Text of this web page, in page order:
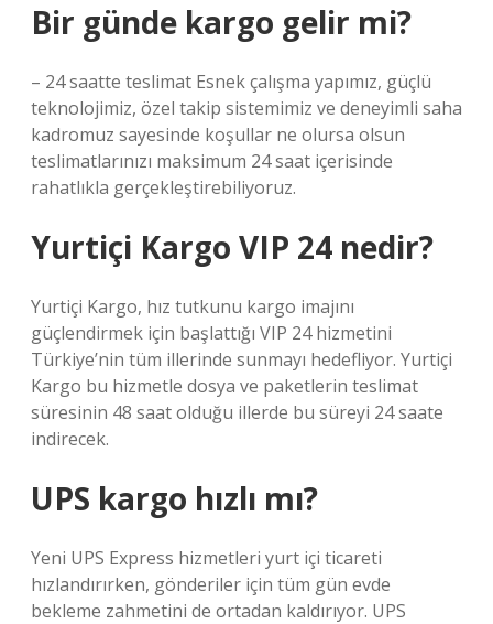
Bir günde kargo gelir mi?
– 24 saatte teslimat Esnek çalışma yapımız, güçlü
teknolojimiz, özel takip sistemimiz ve deneyimli saha
kadromuz sayesinde koşullar ne olursa olsun
teslimatlarınızı maksimum 24 saat içerisinde
rahatlıkla gerçekleştirebiliyoruz.
Yurtiçi Kargo VIP 24 nedir?
Yurtiçi Kargo, hız tutkunu kargo imajını
güçlendirmek için başlattığı VIP 24 hizmetini
Türkiye’nin tüm illerinde sunmayı hedefliyor. Yurtiçi
Kargo bu hizmetle dosya ve paketlerin teslimat
süresinin 48 saat olduğu illerde bu süreyi 24 saate
indirecek.
UPS kargo hızlı mı?
Yeni UPS Express hizmetleri yurt içi ticareti
hızlandırırken, gönderiler için tüm gün evde
bekleme zahmetini de ortadan kaldırıyor. UPS